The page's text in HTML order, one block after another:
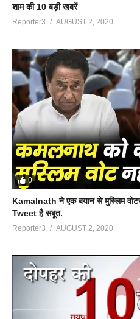
शाम की 10 बड़ी खबरें
Reporter3 AUGUST 2, 2020
0
Kamalnath ने एक बयान से मुस्लिम
Tweet है सबूत.
Reporter3 AUGUST 2, 2020